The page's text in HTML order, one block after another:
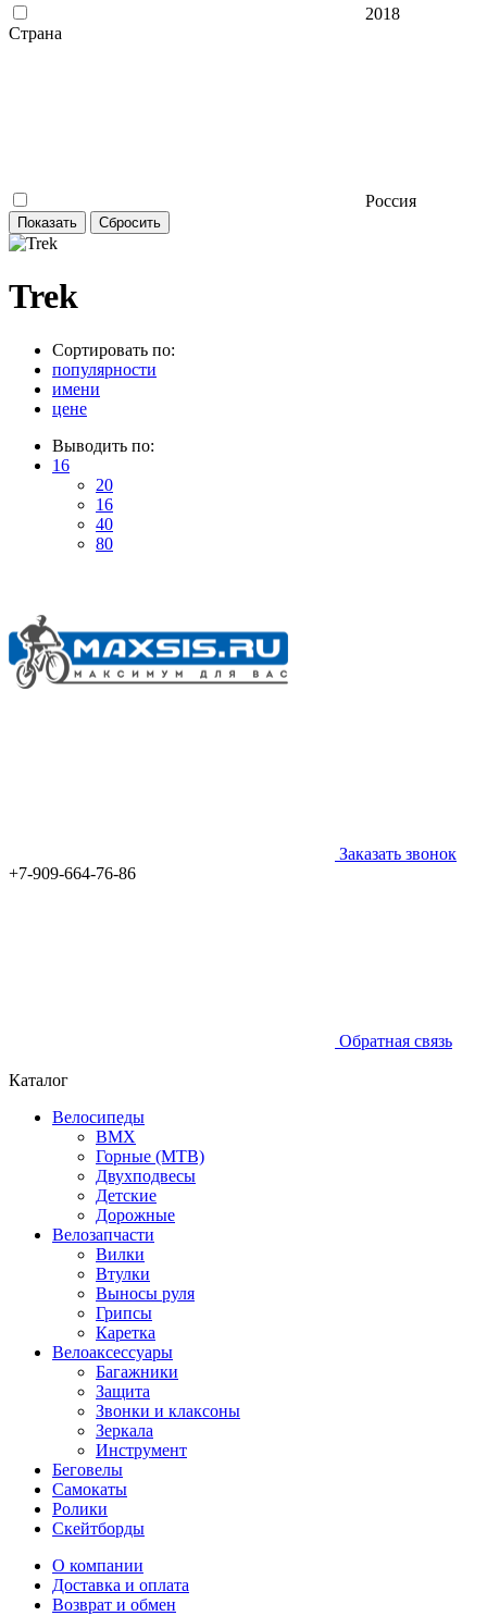
2018
Страна
Россия
Trek
Сортировать по:
популярности
имени
цене
Выводить по:
16
20
16
40
80
Заказать звонок
+7-909-664-76-86
Обратная связь
Каталог
Велосипеды
BMX
Горные (MTB)
Двухподвесы
Детские
Дорожные
Велозапчасти
Вилки
Втулки
Выносы руля
Грипсы
Каретка
Велоаксессуары
Багажники
Защита
Звонки и клаксоны
Зеркала
Инструмент
Беговелы
Самокаты
Ролики
Скейтборды
О компании
Доставка и оплата
Возврат и обмен